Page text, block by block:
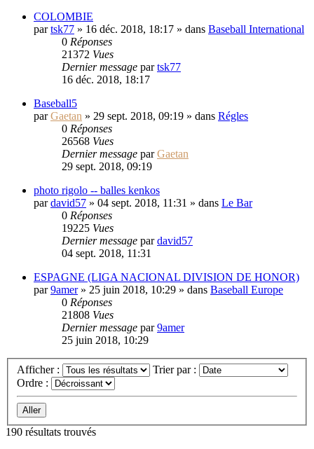
COLOMBIE
partsk77 » 16 déc. 2018, 18:17 » dans Baseball International
0 Réponses
21372 Vues
Dernier message partsk77
16 déc. 2018, 18:17
Baseball5
parGaetan » 29 sept. 2018, 09:19 » dans Régles
0 Réponses
26568 Vues
Dernier message parGaetan
29 sept. 2018, 09:19
photo rigolo -- balles kenkos
pardavid57 » 04 sept. 2018, 11:31 » dans Le Bar
0 Réponses
19225 Vues
Dernier message pardavid57
04 sept. 2018, 11:31
ESPAGNE (LIGA NACIONAL DIVISION DE HONOR)
par9amer» 25 juin 2018, 10:29 » dans Baseball Europe
0 Réponses
21808 Vues
Dernier message par9amer
25 juin 2018, 10:29
Afficher :
Trier par :
Ordre :
190 résultats trouvés